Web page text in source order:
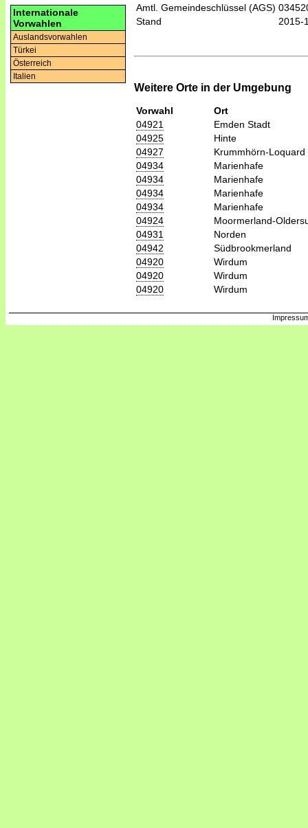
Internationale
Vorwahlen
Auslandsvorwahlen
Türkei
Österreich
Italien
Amtl. Gemeindeschlüssel (AGS)
Stand
2015-
Weitere Orte in der Umgebung
Vorwahl
Ort
04921
Emden Stadt
04925
Hinte
04927
Krummhörn-Loquard
04934
Marienhafe
04934
Marienhafe
04934
Marienhafe
04934
Marienhafe
04924
Moormerland-
04931
Norden
04942
Südbrookmerland
04920
Wirdum
04920
Wirdum
04920
Wirdum